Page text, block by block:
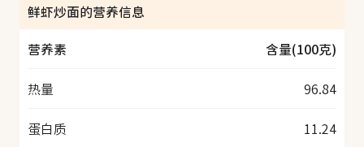
鲜虾炒面的营养信息
营养素
含量(100克)
热量 96.84
蛋白质 11.24